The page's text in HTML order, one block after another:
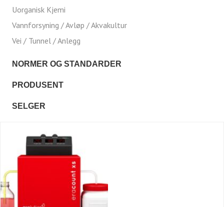
Uorganisk Kjemi
Vannforsyning / Avløp / Akvakultur
Vei / Tunnel / Anlegg
NORMER OG STANDARDER
PRODUSENT
SELGER